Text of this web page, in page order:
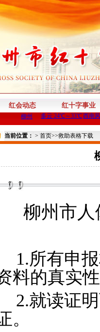
红会动态
红十字事业
当前位置： > 首页>>救助表格下载
柳州市
1.所有申
料的真实
2.就读证
。